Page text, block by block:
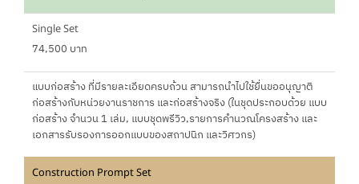
Single Set
74,500 บาท
แบบก่อสร้าง ที่มีรายละเอียดครบถ้วน สามารถนำไปใช้ยื่นขออนุญาติ
ก่อสร้างกับหน่วยงานราชการ และก่อสร้างจริง (ในชุดประกอบด้วย แบบ
ก่อสร้าง จำนวน 1 เล่ม, แบบชุดพรีวิว,รายการคำนวณโครงสร้าง และ
เอกสารรับรองการออกแบบของสถาปนิก และวิศวกร)
Construction Prompt Set